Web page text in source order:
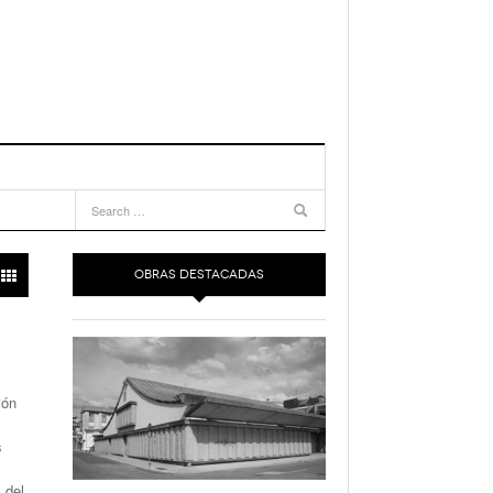
OBRAS DESTACADAS